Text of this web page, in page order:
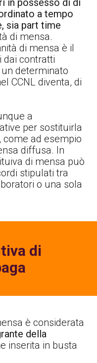
a tempo
sia part time
di mensa.
di mensa è il
dai contratti
determinato
CCNL diventa, di
a
per sostituirla
come ad esempio
diffusa. In
di mensa può
stipulati tra
o una sola
di
è considerata
della
inserita in busta